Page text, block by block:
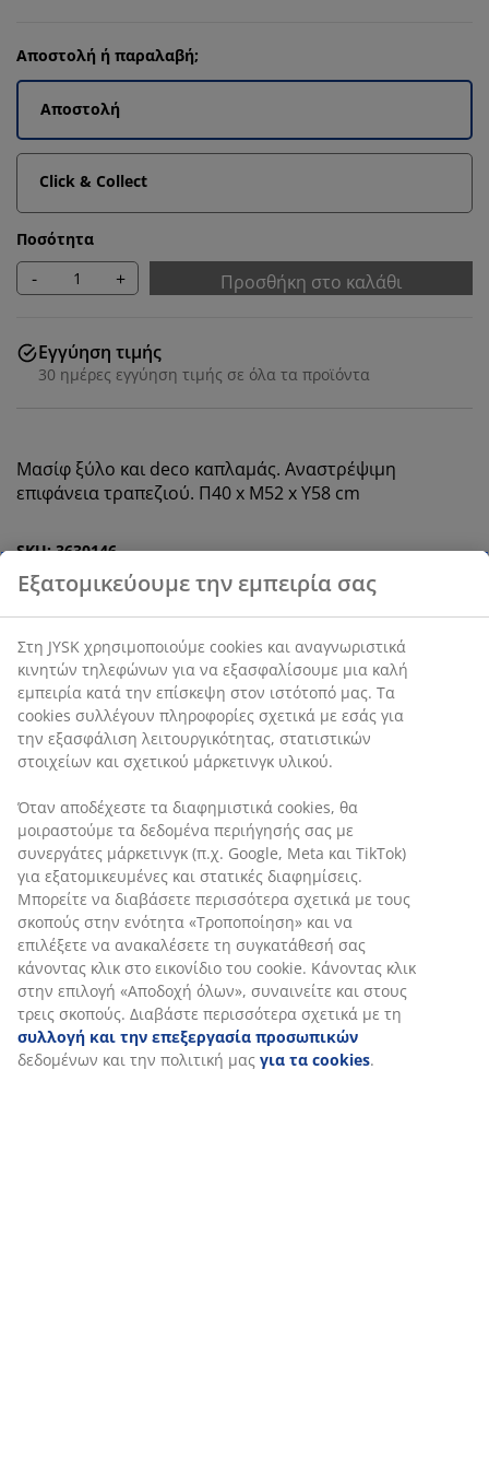
Αποστολή ή παραλαβή;
Αποστολή
Click & Collect
Ποσότητα
- + Προσθήκη στο καλάθι
Εγγύηση τιμής
30 ημέρες εγγύηση τιμής σε όλα τα προϊόντα
Μασίφ ξύλο και deco καπλαμάς. Αναστρέψιμη
επιφάνεια τραπεζιού. Π40 x Μ52 x Υ58 cm
SKU: 3630146
Οδηγίες Συναρμολόγησης
Χαρακτηριστικά προϊόντος
Αξιολογήσεις
(2)
Αποστολή
Εξατομικεύουμε την εμπειρία σας
Στη JYSK χρησιμοποιούμε cookies και αναγνωριστικά
κινητών τηλεφώνων για να εξασφαλίσουμε μια καλή
εμπειρία κατά την επίσκεψη στον ιστότοπό μας. Τα
cookies συλλέγουν πληροφορίες σχετικά με εσάς για την
και σχετικού μάρκετινγκ υλικού.
Όταν αποδέχεστε τα διαφημιστικά cookies, θα
μοιραστούμε τα δεδομένα περιήγησής σας με
συνεργάτες μάρκετινγκ (π.χ. Google, Meta και TikTok) για
εξατομικευμένες και στατικές διαφημίσεις. Μπορείτε να
διαβάσετε περισσότερα σχετικά με τους σκοπούς στην
ενότητα «Τροποποίηση» και να επιλέξετε να
ανακαλέσετε τη συγκατάθεσή σας κάνοντας κλικ στο
εικονίδιο του cookie. Κάνοντας κλικ στην επιλογή
«Αποδοχή όλων», συναινείτε και στους τρεις σκοπούς.
Διαβάστε περισσότερα σχετικά με τησυλλογή και την